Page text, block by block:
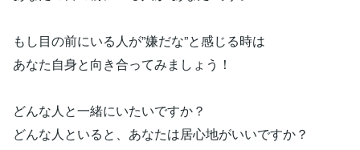
もし目の前にいる人が”嫌だな”と感じる時は
あなた自身と向き合ってみましょう！
どんな人と一緒にいたいですか？
どんな人といると、あなたは居心地がいいですか？